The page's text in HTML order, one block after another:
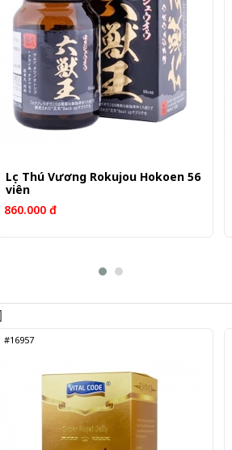
Lục Thú Vương Rokujou Hokoen 56
viên
860.000 đ
#16957